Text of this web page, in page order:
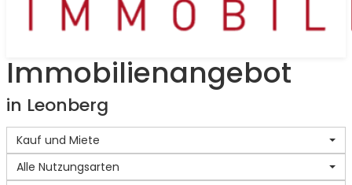
Immobilien­angebot
in Leonberg
Kauf und Miete
Alle Nutzungsarten